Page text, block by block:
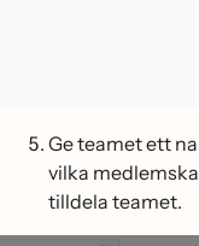
Ge teamet ett
vilka
tilldela teamet.